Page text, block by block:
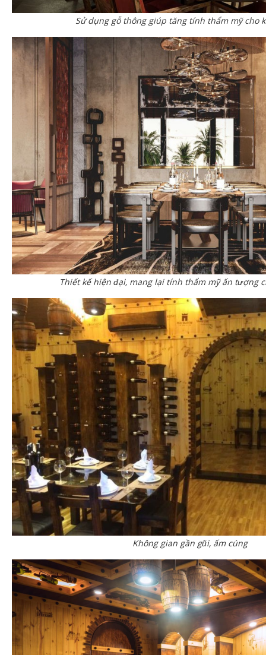
Sử dụng gỗ thông giúp tăng tính thẩm mỹ cho
Thiết kế hiện đại, mang lại tính thẩm mỹ ấn tượng
Không gian gần gũi, ấm cúng